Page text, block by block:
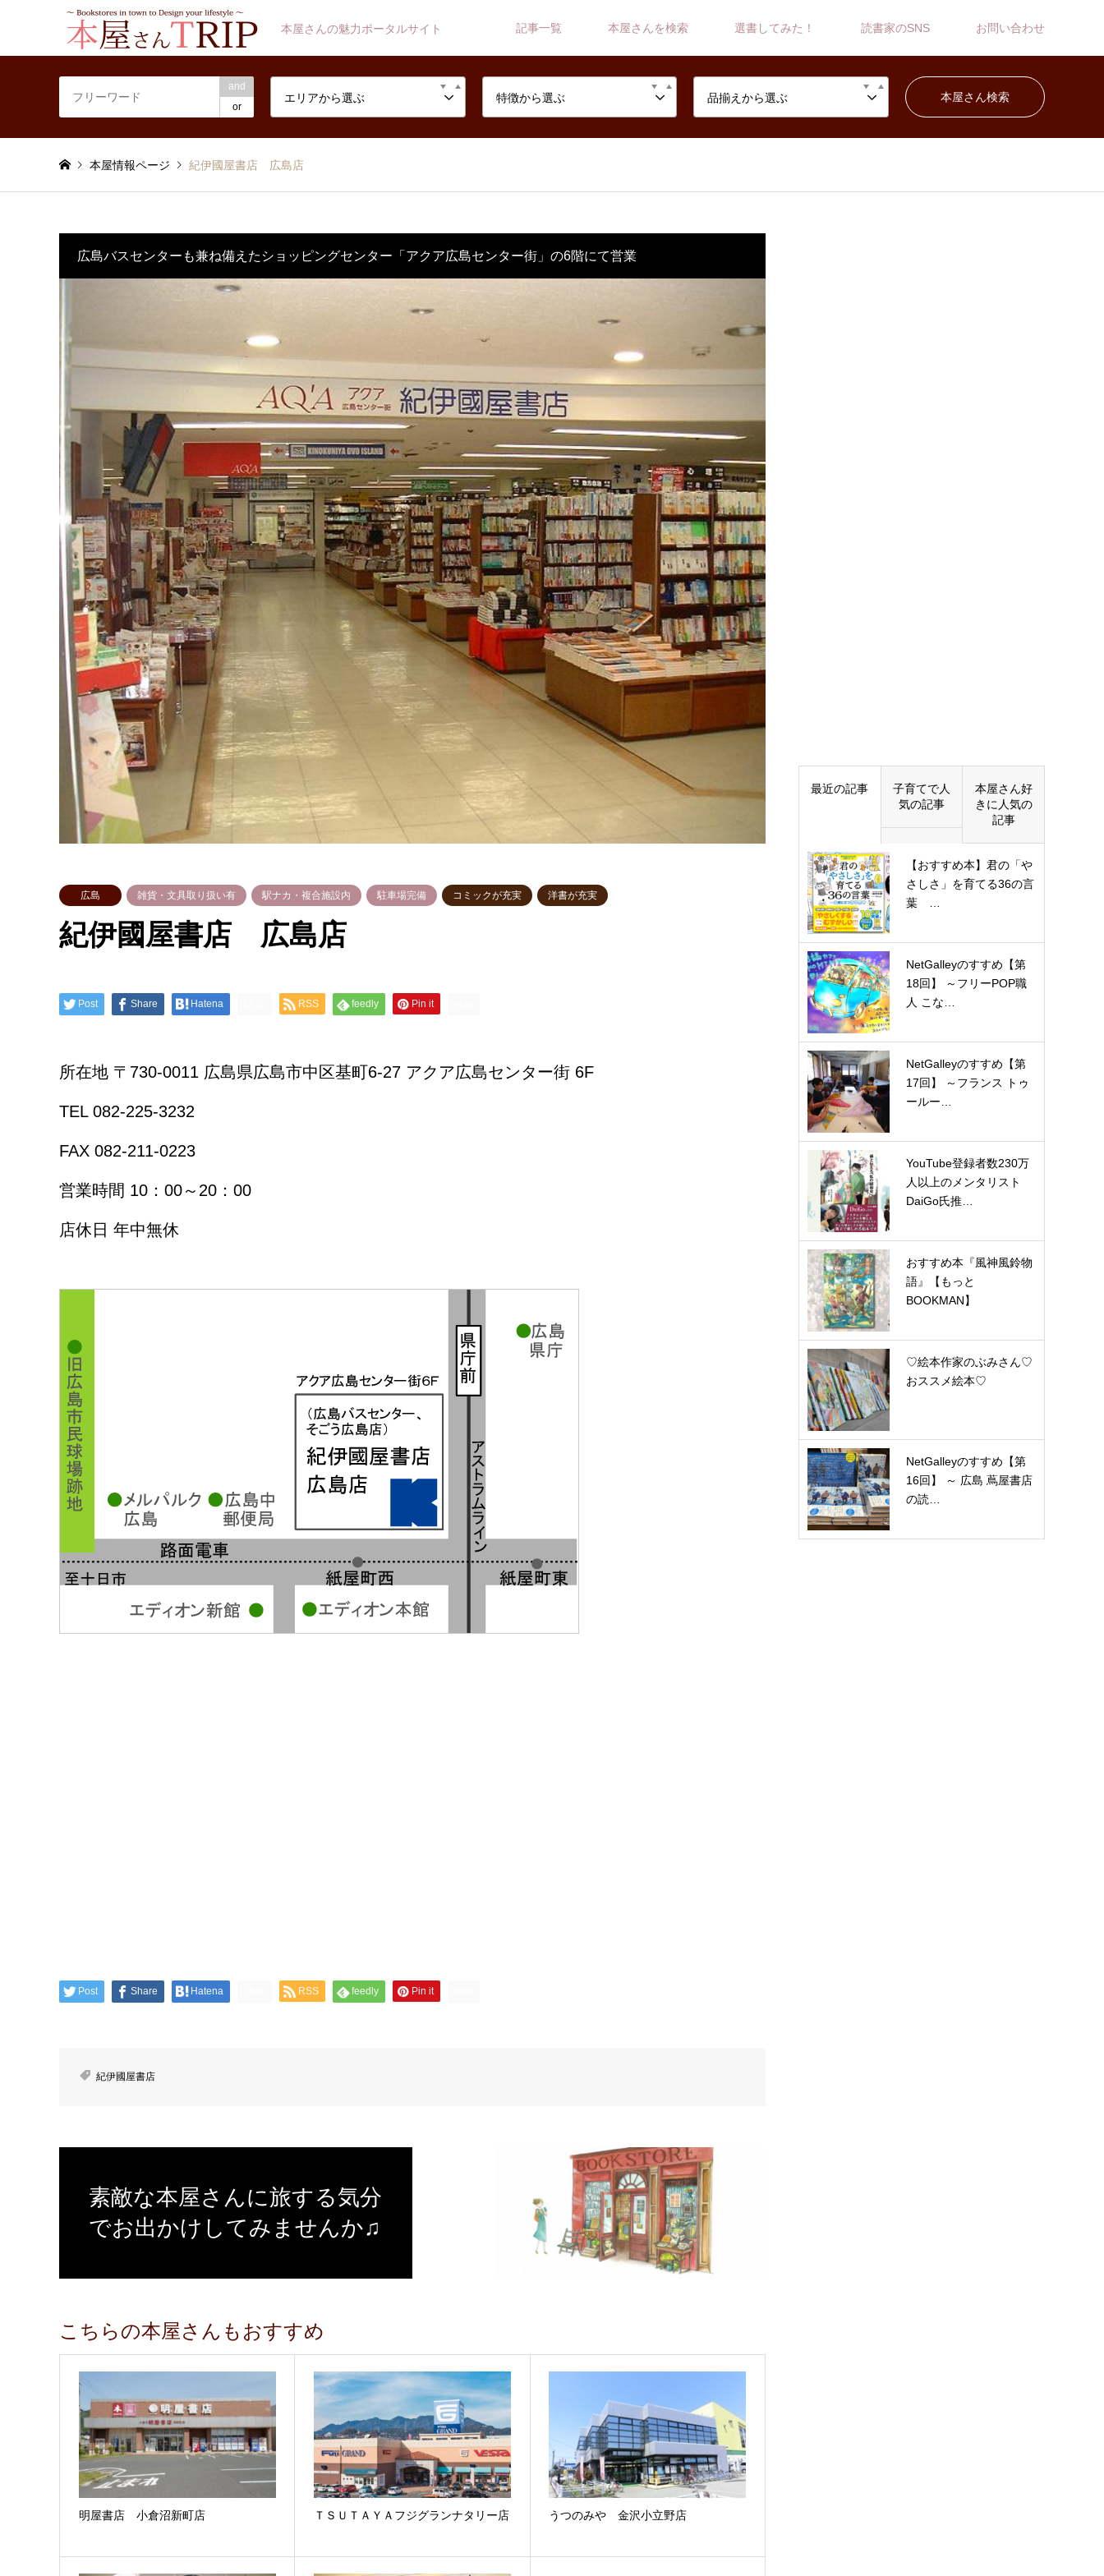
本屋さんの魅力ポータルサイト 記事一覧 本屋さんを検索 選書してみた！ 読書家のSNS お問い合わせ
and
or
エリアから選ぶ 特徴から選ぶ 品揃えから選ぶ
本屋情報ページ 紀伊國屋書店 広島店
広島バスセンターも兼ね備えたショッピングセンター「アクア広島センター街」の6階にて営業
広島 雑貨・文具取り扱い有 駅ナカ・複合施設内 駐車場完備 コミックが充実 洋書が充実
紀伊國屋書店 広島店
Post Share Hatena RSS feedly Pin it
所在地 〒730-0011 広島県広島市中区基町6-27 アクア広島センター街 6F
TEL 082-225-3232
FAX 082-211-0223
営業時間 10：00～20：00
店休日 年中無休
Post Share Hatena RSS feedly Pin it
紀伊國屋書店
素敵な本屋さんに旅する気分
でお出かけしてみませんか♫
こちらの本屋さんもおすすめ
明屋書店 小倉沼新町店 ＴＳＵＴＡＹＡフジグランナタリー店 うつのみや 金沢小立野店
最近の記事
子育てで人
気の記事
本屋さん好
きに人気の
記事
【おすすめ本】君の「や
さしさ」を育てる36の言
葉 …
NetGalleyのすすめ【第
18回】 ～フリーPOP職
人 こな…
NetGalleyのすすめ【第
17回】 ～フランス トゥ
ールー…
YouTube登録者数230万
人以上のメンタリスト
DaiGo氏推…
おすすめ本『風神風鈴物
語』【もっと
BOOKMAN】
♡絵本作家のぶみさん♡
おススメ絵本♡
NetGalleyのすすめ【第
16回】 ～ 広島 蔦屋書店
の読…